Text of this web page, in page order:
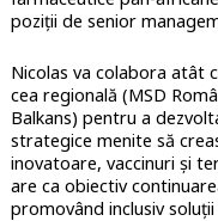
poziții de senior
Nicolas va colabora atât
cea regională (MSD
Balkans) pentru a
strategice menite să
inovatoare, vaccinuri și
are ca obiectiv
promovând inclusiv soluții